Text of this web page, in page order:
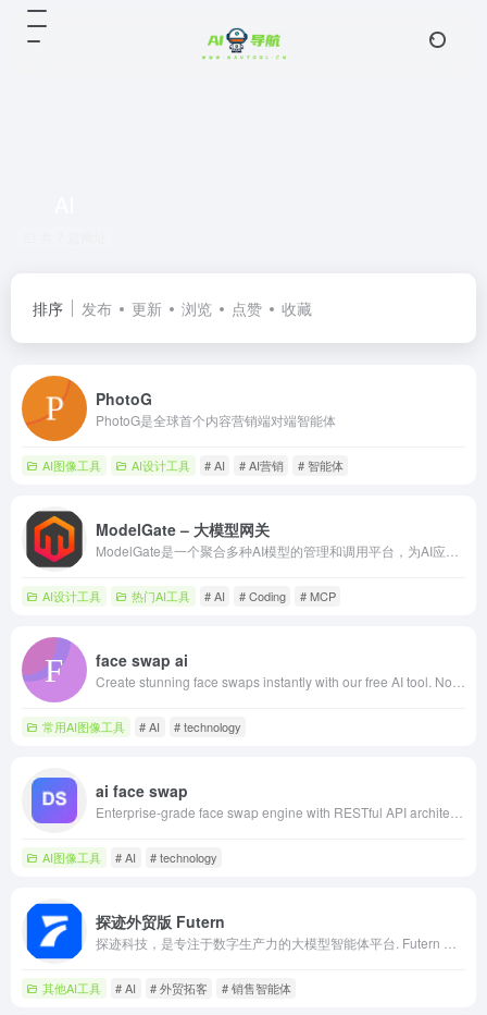
排序 发布 更新 浏览 点赞 收藏
PhotoG
PhotoG是全球首个内容营销端对端智能体
AI图像工具 AI设计工具 # AI # AI营销 # 智能体
ModelGate – 大模型网关
AI设计工具 热门AI工具 # AI # Coding # MCP
face swap ai
常用AI图像工具 # AI # technology
ai face swap
AI图像工具 # AI # technology
探迹外贸版 Futern
其他AI工具 # AI # 外贸拓客 # 销售智能体